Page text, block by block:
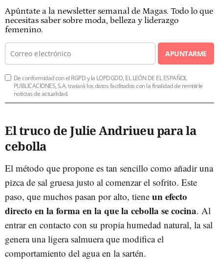
Apúntate a la newsletter semanal de Magas. Todo lo que
necesitas saber sobre moda, belleza y liderazgo
femenino.
APUNTARME
De conformidad con el RGPD y la LOPDGDD, EL LEÓN DE EL ESPAÑOL
PUBLICACIONES, S.A. tratará los datos facilitados con la finalidad de remitirle
noticias de actualidad.
El truco de Julie Andriueu para la
cebolla
El método que propone es tan sencillo como añadir una
pizca de sal gruesa justo al comenzar el sofrito. Este
paso, que muchos pasan por alto, tiene un efecto
directo en la forma en la que la cebolla se cocina. Al
entrar en contacto con su propia humedad natural, la sal
genera una ligera salmuera que modifica el
comportamiento del agua en la sartén.